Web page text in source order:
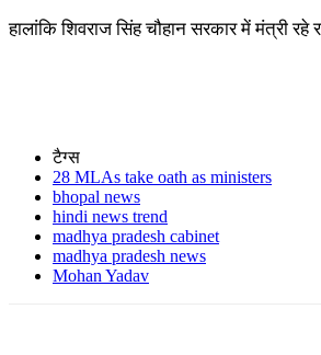
हालांकि शिवराज सिंह चौहान सरकार में मंत्री
टैग्स
28 MLAs take oath as ministers
bhopal news
hindi news trend
madhya pradesh cabinet
madhya pradesh news
Mohan Yadav